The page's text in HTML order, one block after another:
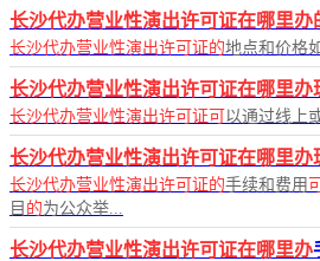
长沙代办营业性演出许可证在哪里办
长沙代办营业性演出许可证的地点和价格
长沙代办营业性演出许可证在哪里办
长沙代办营业性演出许可证可 以通过线上
长沙代办营业性演出许可证在哪里办
长沙代办营业性演出许可证的手续和费用 可
目 的为公众举...
长沙代办营业性演出许可证在哪里办